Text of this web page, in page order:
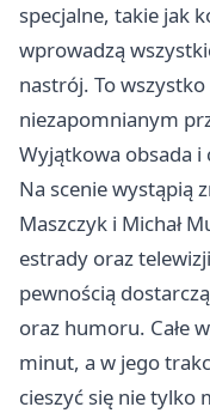
specjalne, takie jak
wprowadzą
nastrój. To
niezapomnianym
Wyjątkowa obsada
Na scenie wystąpią
Maszczyk i Michał
estrady oraz
pewnością
oraz humoru. Całe
minut, a w jego
cieszyć się nie tylko